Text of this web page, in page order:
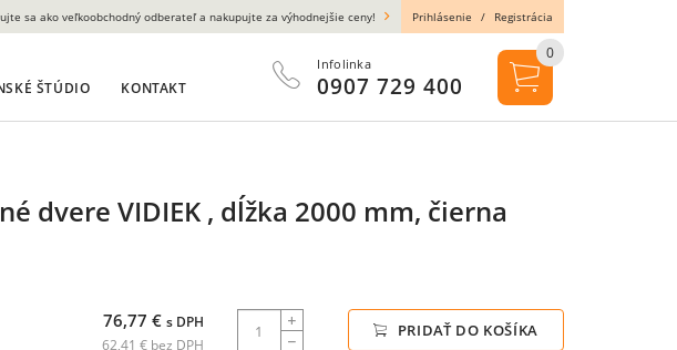
dvere VIDIEK , dĺžka 2000 mm, čierna
76,77 € s DPH
62,41 € bez DPH
PRIDAŤ DO KOŠÍKA
sa ako veľkoobchodný odberateľ a nakupujte za výhodnejšie ceny! Prihlásenie / Registrácia
ŠTÚDIO KONTAKT
Infolinka
0907 729 400
0